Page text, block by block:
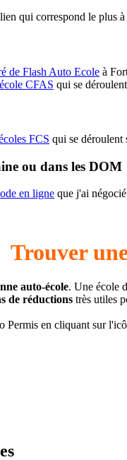
qui correspond le plus
de Flash Auto Ecole à
CFAS qui se
FCS qui se déroulent
ou dans les DOM
en ligne que j'ai
Trouver
auto-école. Une école
de réductions très utiles
Permis en cliquant sur